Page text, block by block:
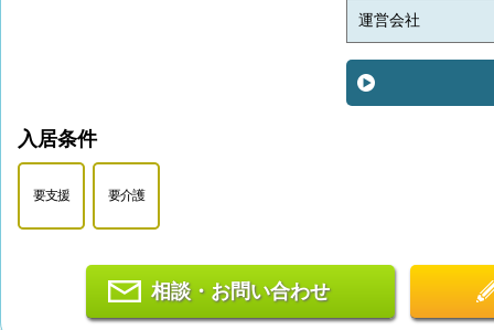
運営会社
入居条件
要支援 要介護
相談・お問い合わせ